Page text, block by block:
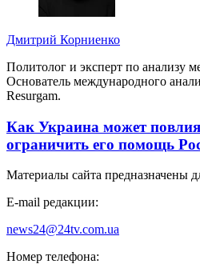
Дмитрий Корниенко
Политолог и эксперт по анализу
Основатель международного
Resurgam.
Как Украина может
ограничить его помощь
Материалы сайта предназначены
E-mail редакции:
news24@24tv.com.ua
Номер телефона: